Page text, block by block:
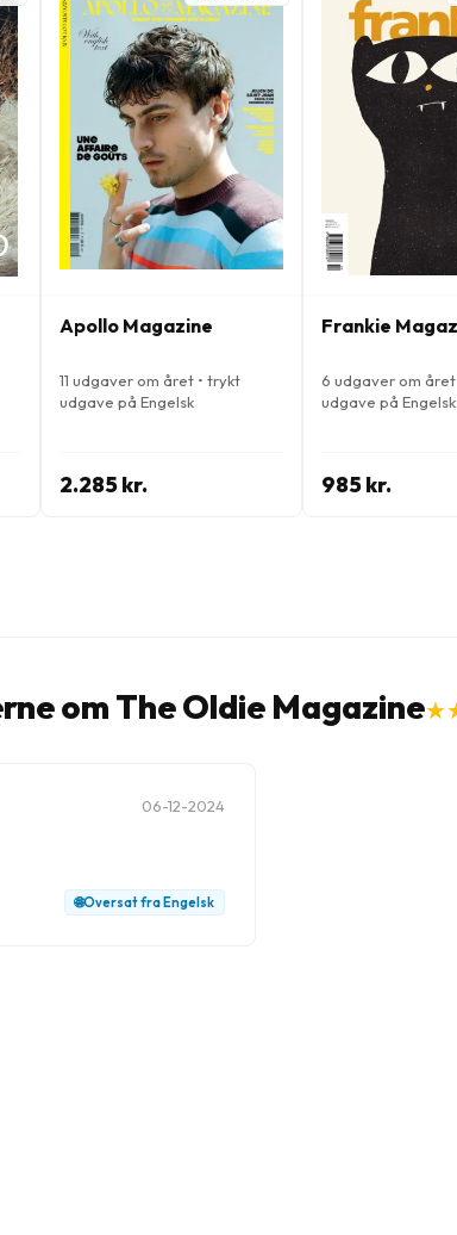
Apollo Magazine
11 udgaver om året • trykt
udgave på Engelsk
2.285 kr.
Frankie
6 udgaver om
udgave på Engelsk
985 kr.
om The Oldie Magazine★
★
06-12-2024
🌐Oversat fra Engelsk